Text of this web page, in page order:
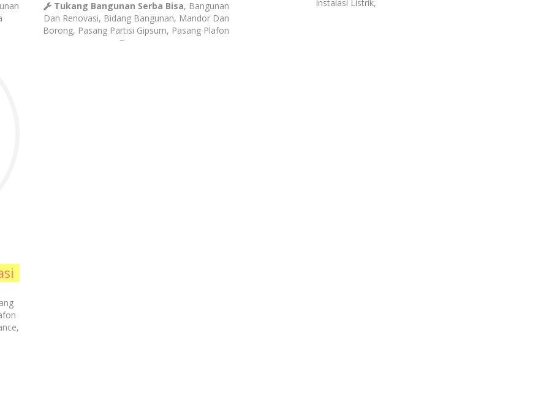
Tukang Bangunan Serba Bisa, Bangunan
Dan Renovasi, Bidang Bangunan, Mandor Dan
Borong, Pasang Partisi Gipsum, Pasang Plafon
Gypsum,
Instalasi Listrik,